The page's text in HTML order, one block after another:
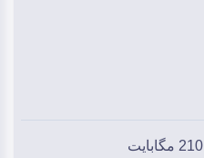
210 مگابایت